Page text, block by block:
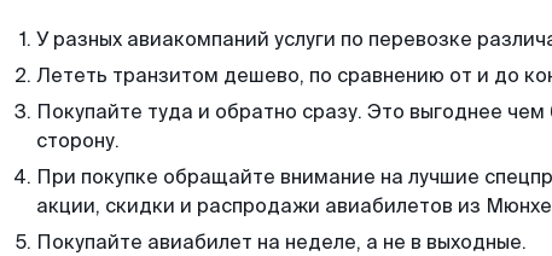
У разных авиакомпаний услуги по перевозке
Лететь транзитом дешево, по сравнению от и до
Покупайте туда и обратно сразу. Это выгоднее
сторону.
При покупке обращайте внимание на лучшие
акции, скидки и распродажи авиабилетов из
Покупайте авиабилет на неделе, а не в выходные.